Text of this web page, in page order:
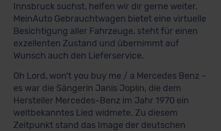
Innsbruck suchst, helfen wir dir gerne weiter.
MeinAuto Gebrauchtwagen bietet eine virtuelle
Besichtigung aller Fahrzeuge, steht für einen
exzellenten Zustand und übernimmt auf
Wunsch auch den Lieferservice.
Oh Lord, won‘t you buy me / a Mercedes Benz –
es war die Sängerin Janis Joplin, die dem
Hersteller Mercedes-Benz im Jahr 1970 ein
weltbekanntes Lied widmete. Zu diesem
Zeitpunkt stand das Image der deutschen